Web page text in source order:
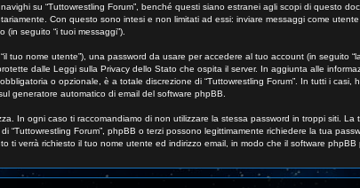
su “Tuttowrestling Forum”, benché questi siano estranei agli scopi di questo
Con questo sono intesi e non limitati ad essi: inviare messaggi come
(in seguito “i tuoi messaggi”).
nome utente”), una password da usare per accedere al tuo account (in seguito
dalle Leggi sulla Privacy dello Stato che ospita il server. In aggiunta alle
o opzionale, è a totale discrezione di “Tuttowrestling Forum”. In tutti i
generatore automatico di email del software phpBB.
In ogni caso ti raccomandiamo di non utilizzare la stessa password in troppi siti.
Forum”, phpBB o terzi possono legittimamente richiedere la tua
ti verrà richiesto il tuo nome utente ed indirizzo email, in modo che il software